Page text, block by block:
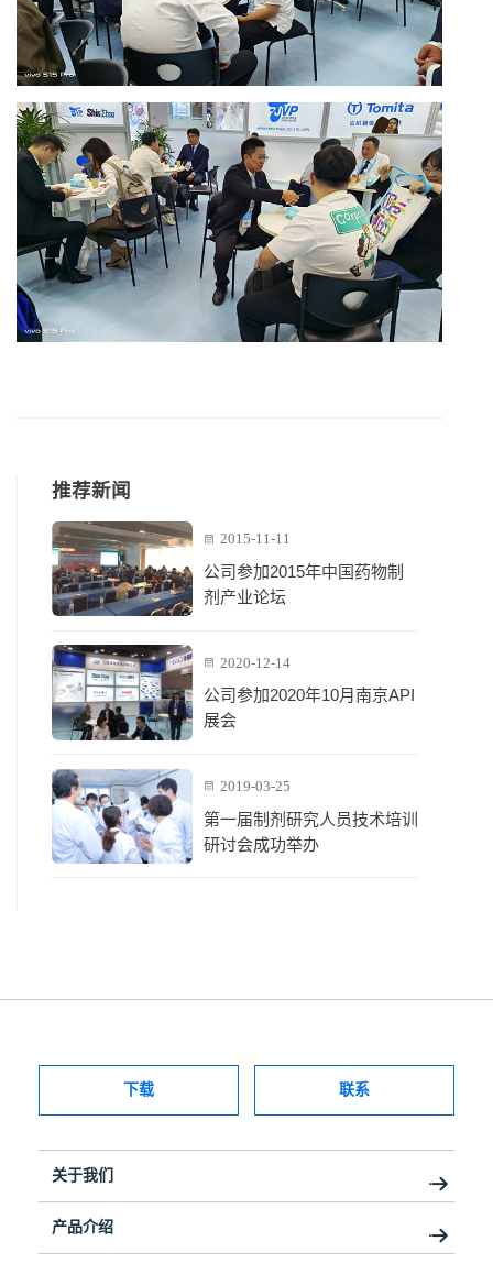
推荐新闻
2015-11-11
公司参加2015年中国药物制
剂产业论坛
2020-12-14
公司参加2020年10月南京API
展会
2019-03-25
第一届制剂研究人员技术培训
研讨会成功举办
下载 联系
关于我们
产品介绍